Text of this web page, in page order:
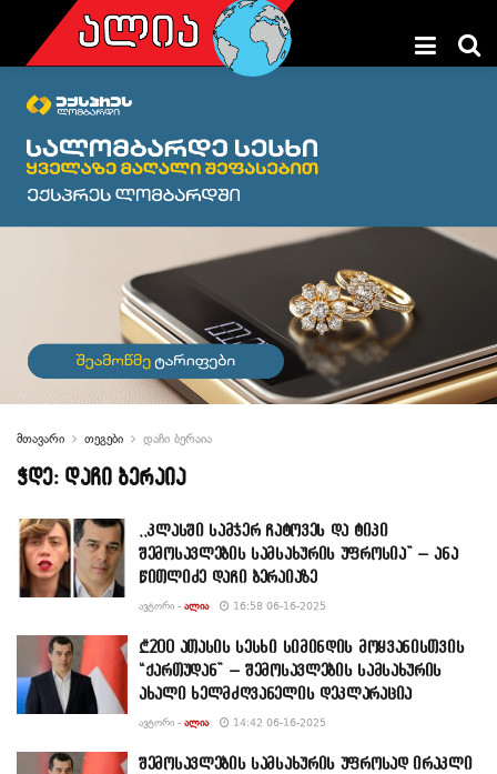
მთავარი თეგები დაჩი ბერაია
ჭდე: დაჩი ბერაია
,,კლასში სამჯერ ჩატოვეს და ტიპი
შემოსავლების სამსახურის უფროსია” – ანა
წითლიძე დაჩი ბერაიაზე
ᲐᲕᲢᲝᲠᲘ - ᲐᲚᲘᲐ 16:58 06-16-2025
₾200 ათასის სესხი სიმინდის მოყვანისთვის
“ქართუდან” – შემოსავლების სამსახურის
ახალი ხელმძღვანელის დეკლარაცია
ᲐᲕᲢᲝᲠᲘ - ᲐᲚᲘᲐ 14:42 06-16-2025
შემოსავლების სამსახურის უფროსად ირაკლი